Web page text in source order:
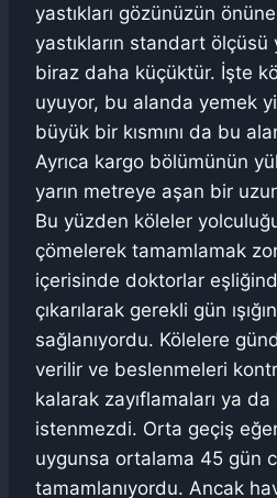
yastıkları gözünüzün
yastıkların standart ölçüsü
biraz daha küçüktür. İşte
uyuyor, bu alanda yemek
büyük bir kısmını da bu
Ayrıca kargo bölümünün
yarın metreye aşan bir
Bu yüzden köleler
çömelerek tamamlamak
içerisinde doktorlar
çıkarılarak gerekli gün
sağlanıyordu. Kölelere
verilir ve beslenmeleri
kalarak zayıflamaları ya
istenmezdi. Orta geçiş
uygunsa ortalama 45 gün
tamamlanıyordu. Ancak